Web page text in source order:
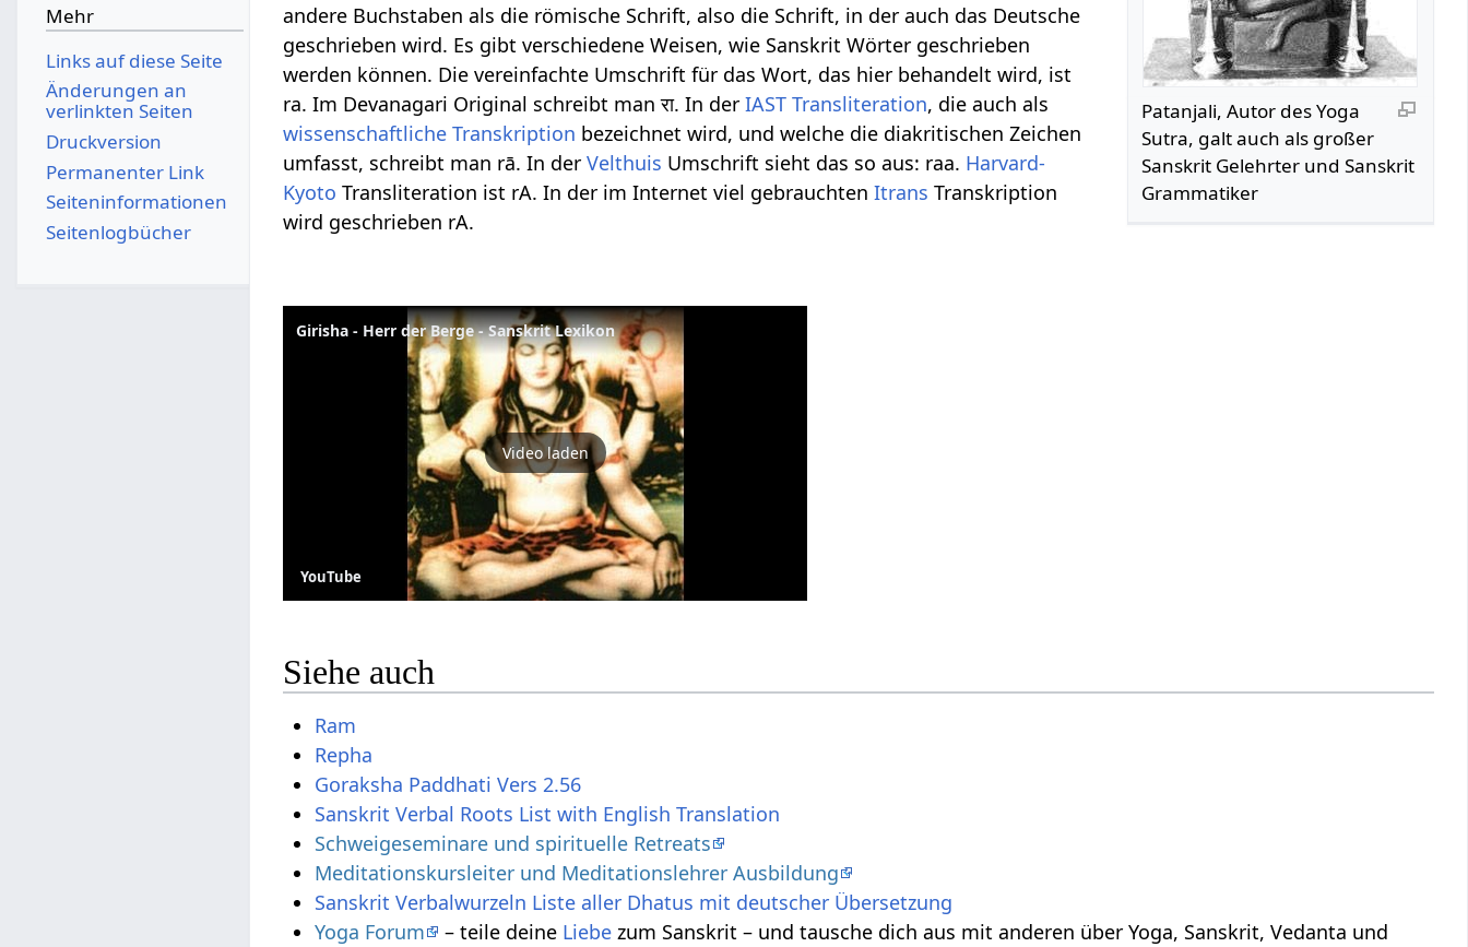
Patanjali, Autor des Yoga
Sutra, galt auch als großer
Sanskrit Gelehrter und Sanskrit
Grammatiker
andere Buchstaben als die römische Schrift, also die Schrift, in der auch das Deutsche
geschrieben wird. Es gibt verschiedene Weisen, wie Sanskrit Wörter geschrieben
werden können. Die vereinfachte Umschrift für das Wort, das hier behandelt wird, ist
ra. Im Devanagari Original schreibt man रा. In derIAST Transliteration, die auch als
wissenschaftliche Transkription bezeichnet wird, und welche die diakritischen Zeichen
umfasst, schreibt man rā. In derVelthuis Umschrift sieht das so aus: raa. Harvard-
Kyoto Transliteration ist rA. In der im Internet viel gebrauchtenItrans Transkription
wird geschrieben rA.
Girisha - Herr der Berge - Sanskrit Lexikon
Video laden
YouTube
Siehe auch
Ram
Repha
Goraksha Paddhati Vers 2.56
Sanskrit Verbal Roots List with English Translation
Schweigeseminare und spirituelle Retreats
Meditationskursleiter und Meditationslehrer Ausbildung
Sanskrit Verbalwurzeln Liste aller Dhatus mit deutscher Übersetzung
Yoga Forum
– teile deine Liebe zum Sanskrit – und tausche dich aus mit anderen über Yoga, Sanskrit, Vedanta und
Mehr
Links auf diese Seite
Änderungen an
verlinkten Seiten
Druckversion
Permanenter Link
Seiten­­informationen
Seitenlogbücher